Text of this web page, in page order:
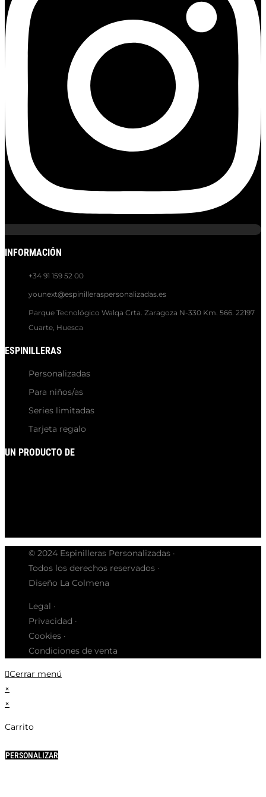
INFORMACIÓN
+34 91 159 52 00
younext@espinilleraspersonalizadas.es
Parque Tecnológico Walqa Crta. Zaragoza N-330 Km. 566. 22197
Cuarte, Huesca
ESPINILLERAS
Personalizadas
Para niños/as
Series limitadas
Tarjeta regalo
UN PRODUCTO DE
© 2024 Espinilleras Personalizadas ·
Todos los derechos reservados ·
Diseño La Colmena
Legal ·
Privacidad ·
Cookies ·
Condiciones de venta
Cerrar menú
×
×
Carrito
PERSONALIZAR